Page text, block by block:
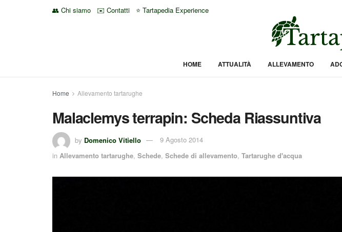
👥 Chi siamo ✉️ Contatti ⭐ Tartapedia Experience
HOME ATTUALITÀ ALLEVAMENTO
Home Allevamento tartarughe
Malaclemys terrapin: Scheda Riassuntiva
by Domenico Vitiello
9 Agosto 2014
in Allevamento tartarughe, Schede, Schede di allevamento, Tartarughe d'acqua